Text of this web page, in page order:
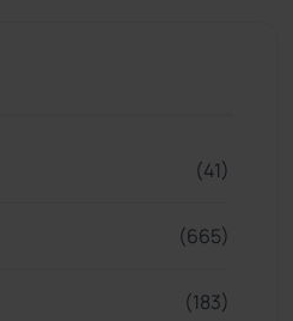
(41)
(665)
(183)